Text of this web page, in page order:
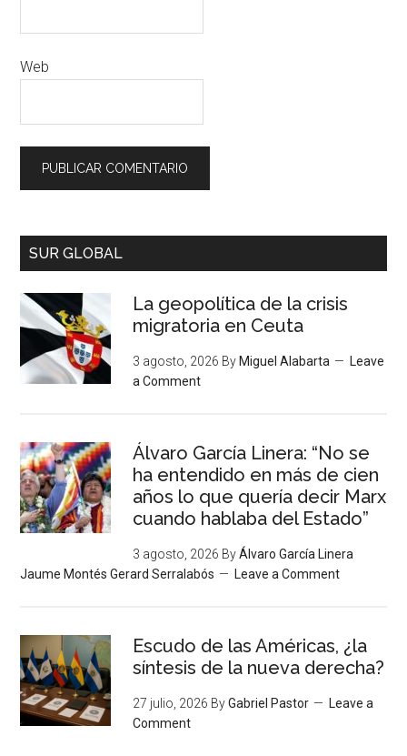
Web
SUR GLOBAL
La geopolítica de la crisis
migratoria en Ceuta
3 agosto, 2026 By Miguel Alabarta
Leave
a Comment
Álvaro García Linera: “No se
ha entendido en más de cien
años lo que quería decir Marx
cuando hablaba del Estado”
3 agosto, 2026 ByÁlvaro García Linera
Jaume Montés Gerard Serralabós
Leave a Comment
Escudo de las Américas, ¿la
síntesis de la nueva derecha?
27 julio, 2026 ByGabriel Pastor
Leave a
Comment